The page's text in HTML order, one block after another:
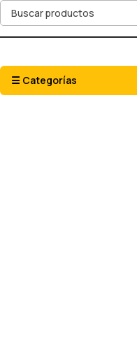
☰ Categorías